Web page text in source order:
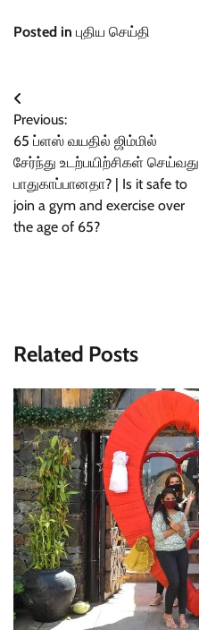
Posted in புதிய செய்தி
Post
navigation
Previous:
65 ப்ளஸ் வயதில் ஜிம்மில்
சேர்ந்து உடற்பயிற்சிகள் செய்வது
பாதுகாப்பானதா? | Is it safe to
join a gym and exercise over
the age of 65?
Related Posts